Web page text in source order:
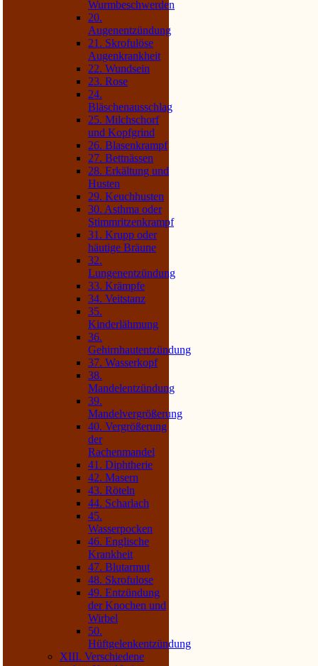
Wurmbeschwerden
20.
Augenentzündung
21. Skrofulöse
Augenkrankheit
22. Wundsein
23. Rose
24.
Bläschenausschlag
25. Milchschorf
und Kopfgrind
26. Blasenkrampf
27. Bettnässen
28. Erkältung und
Husten
29. Keuchhusten
30. Asthma oder
Stimmritzenkrampf
31. Krupp oder
häutige Bräune
32.
Lungenentzündung
33. Krämpfe
34. Veitstanz
35.
Kinderlähmung
36.
Gehirnhautentzündung
37. Wasserkopf
38.
Mandelentzündung
39.
Mandelvergrößerung
40. Vergrößerung
der
Rachenmandel
41. Diphtherie
42. Masern
43. Röteln
44. Scharlach
45.
Wasserpocken
46. Englische
Krankheit
47. Blutarmut
48. Skrofulose
49. Entzündung
der Knochen und
Wirbel
50.
Hüftgelenkentzündung
XIII. Verschiedene